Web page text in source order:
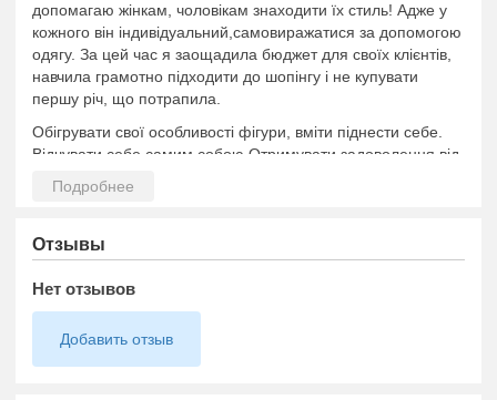
допомагаю жінкам, чоловікам знаходити їх стиль! Адже у
кожного він індивідуальний,самовиражатися за допомогою
одягу. За цей час я заощадила бюджет для своїх клієнтів,
навчила грамотно підходити до шопінгу і не купувати
першу річ, що потрапила.
Обігрувати свої особливості фігури, вміти піднести себе.
Відчувати себе самим собою.Отримувати задоволення від
Отзывы
Нет отзывов
Добавить отзыв